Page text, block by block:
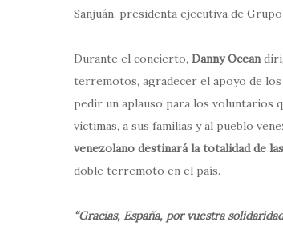
Sanjuán, presidenta ejecutiva de
Durante el concierto, Danny Ocean
terremotos, agradecer el apoyo de
pedir un aplauso para los voluntarios
víctimas, a sus familias y al pueblo
venezolano destinará la totalidad de
doble terremoto en el país.
“Gracias, España, por vuestra